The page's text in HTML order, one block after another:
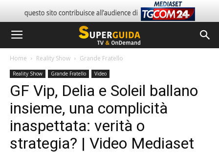
Home Reality Show Grande Fratello
Reality Show Grande Fratello Video
GF Vip, Delia e Soleil ballano
insieme, una complicità
inaspettata: verità o
strategia? | Video Mediaset